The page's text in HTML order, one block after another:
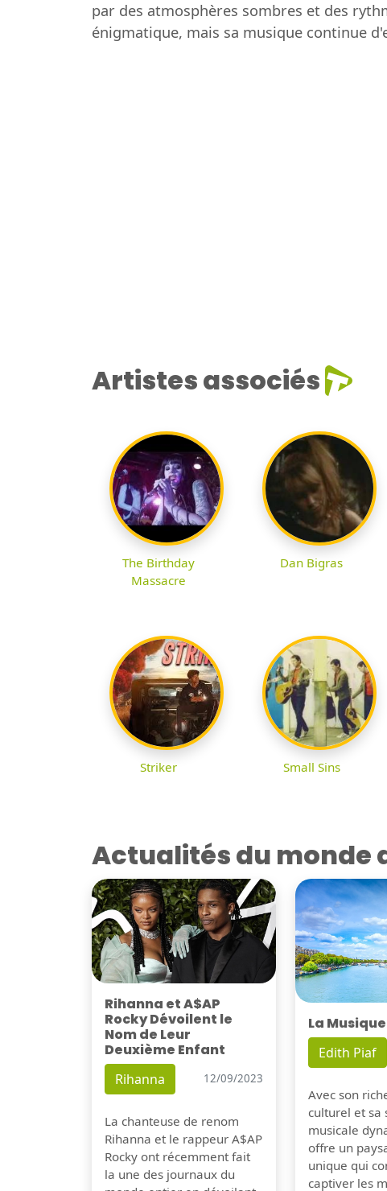
par des atmosphères sombres et des
énigmatique, mais sa musique continue
Artistes associés
The Birthday
Massacre
Dan Bigras
Striker Small Sins
Actualités du monde
Rihanna et A$AP
Rocky Dévoilent le
Nom de Leur
Deuxième Enfant
Rihanna 12/09/2023
La chanteuse de renom
Rihanna et le rappeur A$AP
Rocky ont récemment fait
la une des journaux du
La
Edith Piaf
Avec son
culturel et sa
musicale
offre un
unique qui
captiver les